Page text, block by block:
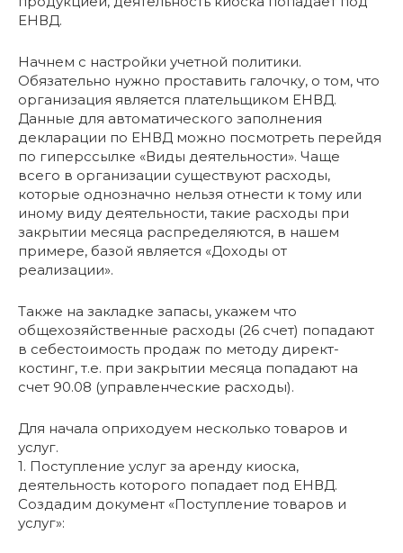
ЕНВД.
Начнем с настройки учетной политики.
Обязательно нужно проставить галочку, о том, что
организация является плательщиком ЕНВД.
Данные для автоматического заполнения
декларации по ЕНВД можно посмотреть перейдя
по гиперссылке «Виды деятельности». Чаще
всего в организации существуют расходы,
которые однозначно нельзя отнести к тому или
иному виду деятельности, такие расходы при
закрытии месяца распределяются, в нашем
примере, базой является «Доходы от
реализации».
Также на закладке запасы, укажем что
общехозяйственные расходы (26 счет) попадают
в себестоимость продаж по методу директ-
костинг, т.е. при закрытии месяца попадают на
счет 90.08 (управленческие расходы).
Для начала оприходуем несколько товаров и
услуг.
1. Поступление услуг за аренду киоска,
деятельность которого попадает под ЕНВД.
Создадим документ «Поступление товаров и
услуг»: